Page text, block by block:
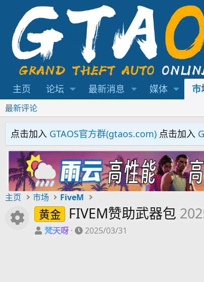
主页 论坛 最新消息 媒体 市
最新评论
点击加入 GTAOS官方群(gtaos.com) 点击加入
主页 市场 FiveM
资源图标
黄金 FIVEM赞助武器包
作
梵天呀
创
2025/03/31